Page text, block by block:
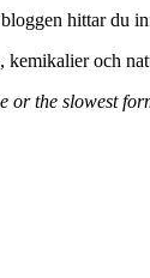
hittar du
och
or the slowest